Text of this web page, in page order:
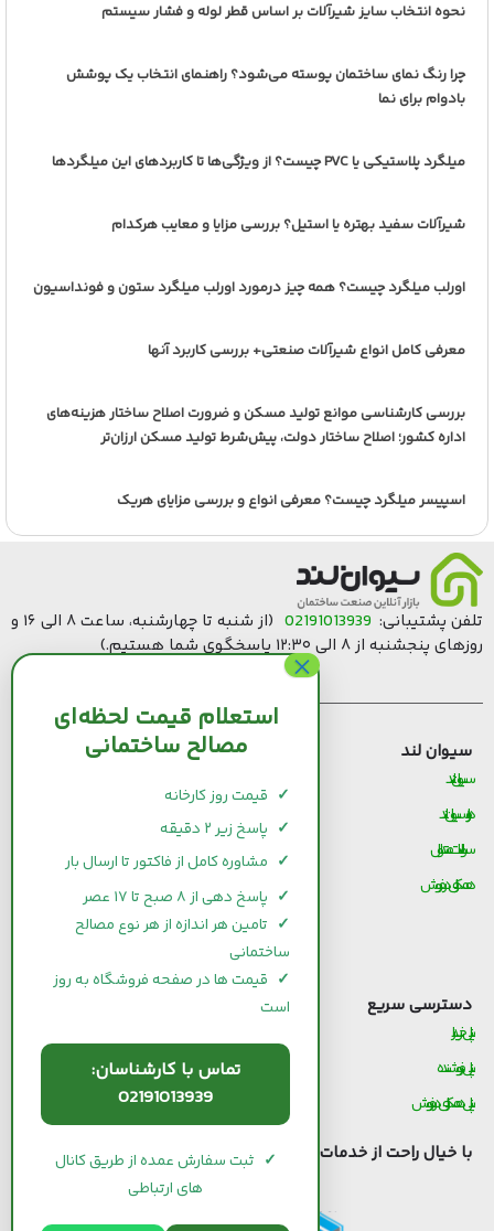
نحوه انتخاب سایز شیرآلات بر اساس قطر لوله و فشار سیستم
چرا رنگ نمای ساختمان پوسته می‌شود؟ راهنمای انتخاب یک پوشش
بادوام برای نما
میلگرد پلاستیکی یا PVC چیست؟ از ویژگی‌ها تا کاربردهای این میلگردها
شیرآلات سفید بهتره یا استیل؟ بررسی مزایا و معایب هرکدام
اورلب میلگرد چیست؟ همه چیز درمورد اورلب میلگرد ستون و فونداسیون
معرفی کامل انواع شیرآلات صنعتی+ بررسی کاربرد آنها
بررسی کارشناسی موانع تولید مسکن و ضرورت اصلاح ساختار هزینه‌های
اداره کشور؛ اصلاح ساختار دولت، پیش‌شرط تولید مسکن ارزان‌تر
اسپیسر میلگرد چیست؟ معرفی انواع و بررسی مزایای هریک
تلفن پشتیبانی: 02191013939
(از شنبه تا چهارشنبه، ساعت ۸ الی ۱۶ و
روزهای پنجشنبه از ۸ الی ۱۲:۳۰ پاسخگوی شما هستیم.)
سیوان لند
سیوان لند
درباره سیوان لند
سوالات متداول
همکاری در فروش
قیمت مصالح ساختمانی
قیمت و خرید کاشی و سرامیک
قیمت و خرید آجر
قیمت و خرید گچ
قیمت و خرید شیرآلات
دسترسی سریع
پنل خریدار
پنل فروشنده
پنل همکاری در فروش
با خیال راحت از خدمات سیوان لنداستفاده کنید.
استعلام قیمت لحظه‌ای
مصالح ساختمانی
✓ قیمت روز کارخانه
✓ پاسخ زیر ۲ دقیقه
✓ مشاوره کامل از فاکتور تا ارسال بار
✓ پاسخ دهی از ۸ صبح تا ۱۷ عصر
✓ تامین هر اندازه از هر نوع مصالح
ساختمانی
✓ قیمت ها در صفحه فروشگاه به روز
است
تماس با کارشناسان:
02191013939
✓ ثبت سفارش عمده از طریق کانال
های ارتباطی